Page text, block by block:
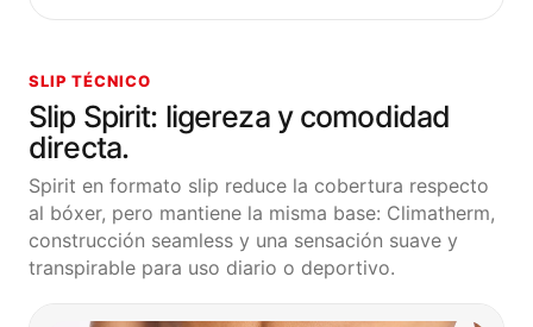
SLIP TÉCNICO
Slip Spirit: ligereza y comodidad
directa.
Spirit en formato slip reduce la cobertura respecto
al bóxer, pero mantiene la misma base: Climatherm,
construcción seamless y una sensación suave y
transpirable para uso diario o deportivo.